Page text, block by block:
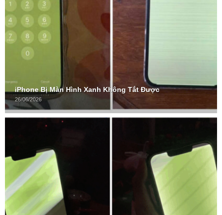
iPhone Bị Màn Hình Xanh Không Tắt Được
26/06/2026